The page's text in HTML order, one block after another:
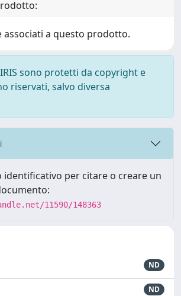
associati a questo prodotto.
sono protetti da copyright e
riservati, salvo diversa
identificativo per citare o creare un
11590/148363
ND
ND